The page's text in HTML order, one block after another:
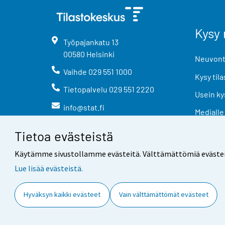
Tietoa evästeistä
Käytämme sivustollamme evästeitä. Välttämättömiä
Lue lisää evästeistä.
Hyväksyn kaikki evästeet Vain välttämättömät evästeet
Työpajankatu 13
00580 Helsinki
Vaihde 029 551 1000
Tietopalvelu 029 551 2220
info@stat.fi
Kysy
Usein
Medialle
Yhteystiedot Palaute